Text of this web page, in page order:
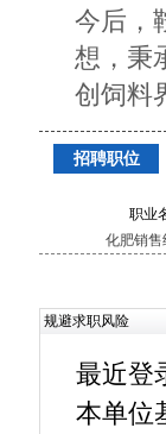
今后，
想，秉
创饲料
招聘职位
职业
化肥销售
规避求职风险
最近登
本单位